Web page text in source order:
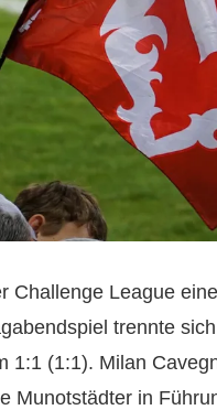
Challenge League
trennte
1:1 (1:1). Milan
Munotstädter in